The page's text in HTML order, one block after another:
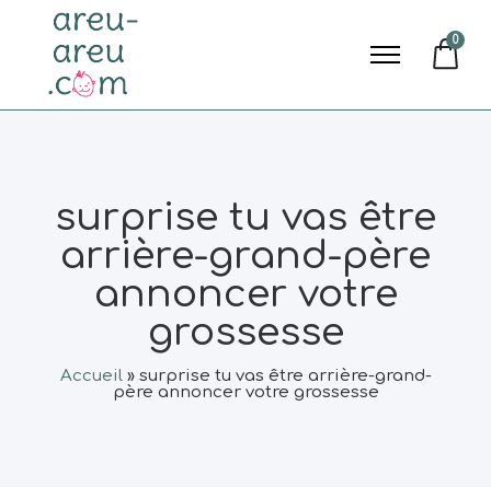
0
surprise tu vas être
arrière-grand-père
annoncer votre
grossesse
Accueil» surprise tu vas être arrière-grand-
père annoncer votre grossesse